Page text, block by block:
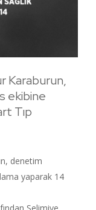
Karaburun,
ekibine
Tıp
denetim
yaparak 14